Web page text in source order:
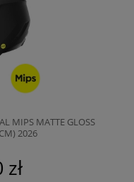
MIPS MATTE GLOSS
2026